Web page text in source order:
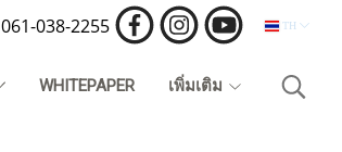
061-038-2255 TH
WHITEPAPER เพิ่มเติม